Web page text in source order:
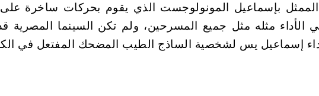
بإسماعيل المونولوجست الذي يقوم بحركات ساخرة على
الأداء مثله مثل جميع المسرحين، ولم تكن السينما
أداء إسماعيل يس لشخصية الساذج الطيب المضحك المفتعل في